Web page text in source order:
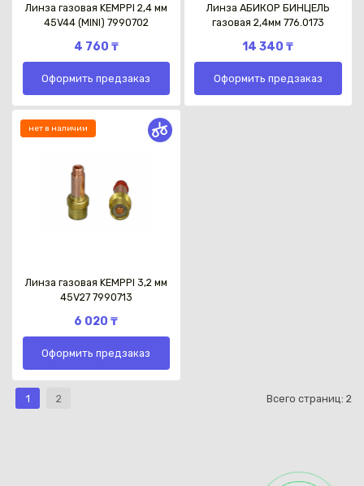
Линза газовая KEMPPI 2,4 мм
45V44 (MINI) 7990702
4 760 ₸
Оформить предзаказ
Линза АБИКОР БИНЦЕЛЬ
газовая 2,4мм 776.0173
14 340 ₸
Оформить предзаказ
нет в наличии
Линза газовая KEMPPI 3,2 мм
45V27 7990713
6 020 ₸
Оформить предзаказ
Всего страниц: 2
1 2